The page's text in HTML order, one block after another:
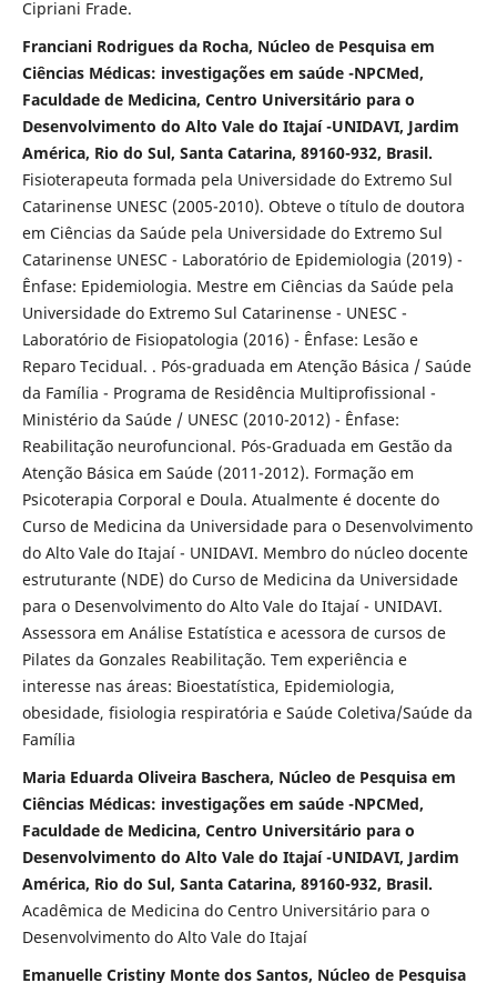
Cipriani Frade.
Franciani Rodrigues da Rocha, Núcleo de Pesquisa em
Ciências Médicas: investigações em saúde -NPCMed,
Faculdade de Medicina, Centro Universitário para o
Desenvolvimento do Alto Vale do Itajaí -UNIDAVI, Jardim
América, Rio do Sul, Santa Catarina, 89160-932, Brasil.
Fisioterapeuta formada pela Universidade do Extremo Sul
Catarinense UNESC (2005-2010). Obteve o título de doutora
em Ciências da Saúde pela Universidade do Extremo Sul
Catarinense UNESC - Laboratório de Epidemiologia (2019) -
Ênfase: Epidemiologia. Mestre em Ciências da Saúde pela
Universidade do Extremo Sul Catarinense - UNESC -
Laboratório de Fisiopatologia (2016) - Ênfase: Lesão e
Reparo Tecidual. . Pós-graduada em Atenção Básica / Saúde
da Família - Programa de Residência Multiprofissional -
Ministério da Saúde / UNESC (2010-2012) - Ênfase:
Reabilitação neurofuncional. Pós-Graduada em Gestão da
Atenção Básica em Saúde (2011-2012). Formação em
Psicoterapia Corporal e Doula. Atualmente é docente do
Curso de Medicina da Universidade para o Desenvolvimento
do Alto Vale do Itajaí - UNIDAVI. Membro do núcleo docente
estruturante (NDE) do Curso de Medicina da Universidade
para o Desenvolvimento do Alto Vale do Itajaí - UNIDAVI.
Assessora em Análise Estatística e acessora de cursos de
Pilates da Gonzales Reabilitação. Tem experiência e
interesse nas áreas: Bioestatística, Epidemiologia,
obesidade, fisiologia respiratória e Saúde Coletiva/Saúde da
Família
Maria Eduarda Oliveira Baschera, Núcleo de Pesquisa em
Ciências Médicas: investigações em saúde -NPCMed,
Faculdade de Medicina, Centro Universitário para o
Desenvolvimento do Alto Vale do Itajaí -UNIDAVI, Jardim
América, Rio do Sul, Santa Catarina, 89160-932, Brasil.
Acadêmica de Medicina do Centro Universitário para o
Desenvolvimento do Alto Vale do Itajaí
Emanuelle Cristiny Monte dos Santos, Núcleo de Pesquisa